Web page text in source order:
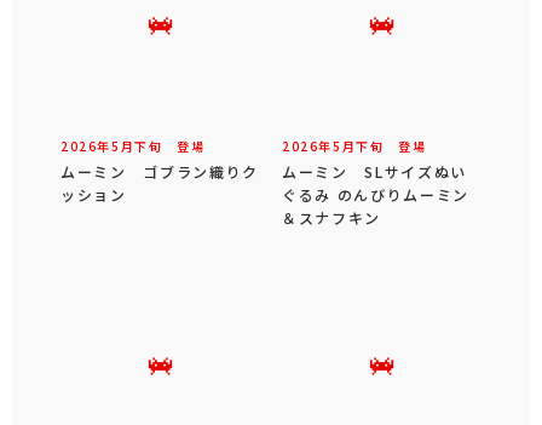
2026年5 月下旬 登場
ムーミン ゴブラン織りク
ッション
2026年5 月下旬 登場
ムーミン SLサイズぬい
ぐるみ のんびりムーミン
＆スナフキン